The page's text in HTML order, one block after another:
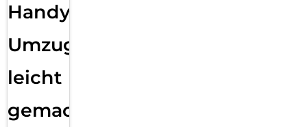
Handy
Umzug
leicht
gemacht!